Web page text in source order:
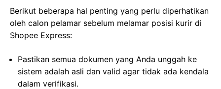
Berikut beberapa hal penting yang perlu diperhatikan
oleh calon pelamar sebelum melamar posisi kurir di
Shopee Express:
Pastikan semua dokumen yang Anda unggah ke
sistem adalah asli dan valid agar tidak ada kendala
dalam verifikasi.